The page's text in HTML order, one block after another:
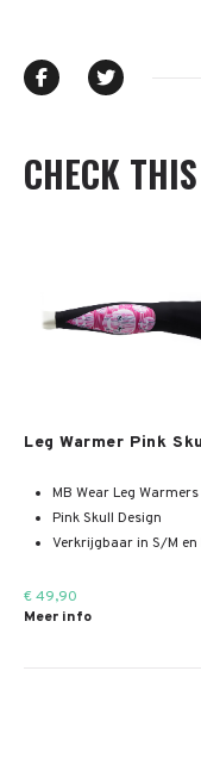
CHECK
Leg Warmer Pink
MB Wear Leg Warmers
Pink Skull Design
Verkrijgbaar in S/M en
€ 49,90
Meer info